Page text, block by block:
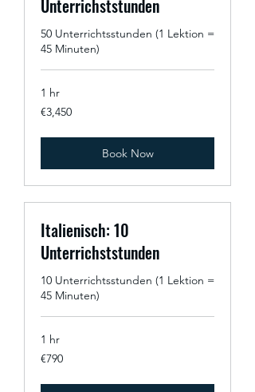
Unterrichststunden
50 Unterrichtsstunden (1 Lektion =
45 Minuten)
1 hr
3,450
euros
€3,450
Book Now
Italienisch: 10
Unterrichststunden
10 Unterrichtsstunden (1 Lektion =
45 Minuten)
1 hr
790
euros
€790